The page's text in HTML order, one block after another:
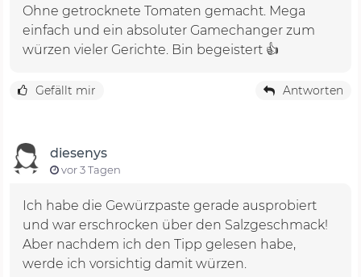
Ohne getrocknete Tomaten gemacht. Mega
einfach und ein absoluter Gamechanger zum
würzen vieler Gerichte. Bin begeistert 👍
Gefällt mir Antworten
diesenys
vor 3 Tagen
Ich habe die Gewürzpaste gerade ausprobiert
und war erschrocken über den Salzgeschmack!
Aber nachdem ich den Tipp gelesen habe,
werde ich vorsichtig damit würzen.